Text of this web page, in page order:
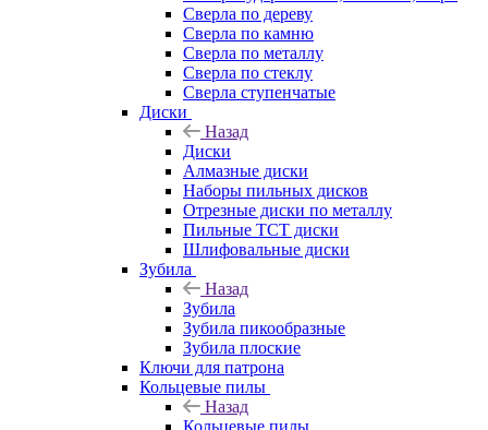
Сверла по дереву
Сверла по камню
Сверла по металлу
Сверла по стеклу
Сверла ступенчатые
Диски
Назад
Диски
Алмазные диски
Наборы пильных дисков
Отрезные диски по металлу
Пильные TCT диски
Шлифовальные диски
Зубила
Назад
Зубила
Зубила пикообразные
Зубила плоские
Ключи для патрона
Кольцевые пилы
Назад
Кольцевые пилы